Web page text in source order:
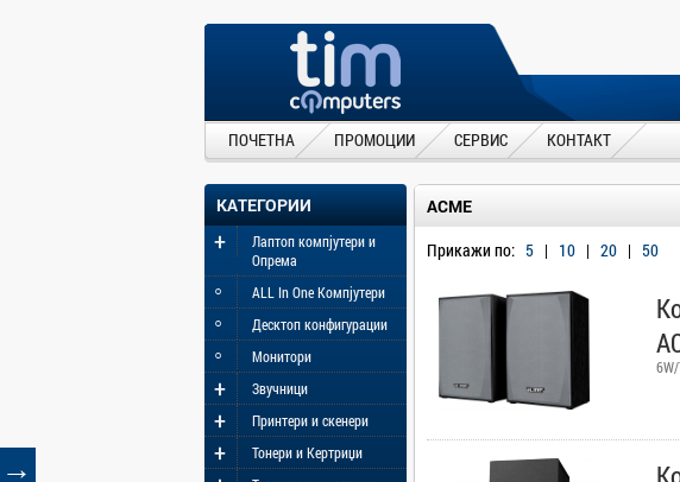
ПОЧЕТНА ПРОМОЦИИ СЕРВИС КОНТАКТ
КАТЕГОРИИ
Лаптоп компјутери и
Опрема
+
ALL In One Компјутери
◦
Десктоп конфигурации
◦
Монитори
◦
Звучници
+
Принтери и скенери
+
Тонери и Кертриџи
+
ACME
Прикажи по: 5 | 10 | 20 | 50
→